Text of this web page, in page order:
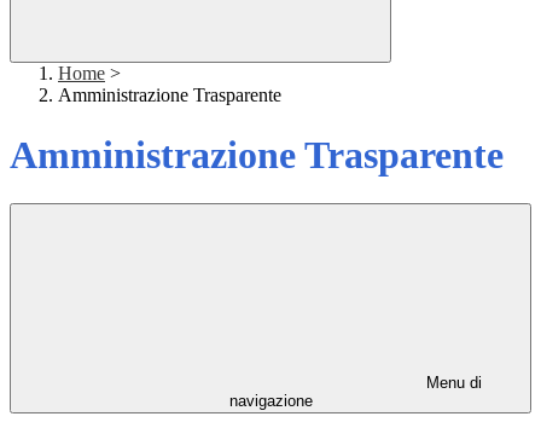
Home >
Amministrazione Trasparente
Amministrazione Trasparente
Menu di
navigazione